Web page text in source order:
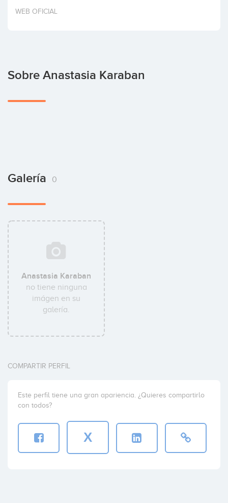
Invertir
WEB OFICIAL
Sobre Anastasia Karaban
Galería 0
Anastasia Karaban
no tiene ninguna
imágen en su
galería.
COMPARTIR PERFIL
Este perfil tiene una gran apariencia. ¿Quieres compartirlo
con todos?
X